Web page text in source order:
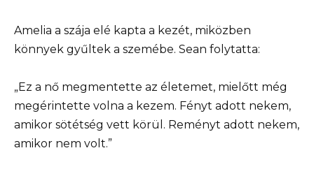
Amelia a szája elé kapta a kezét, miközben
könnyek gyűltek a szemébe. Sean folytatta:
„Ez a nő megmentette az életemet, mielőtt még
megérintette volna a kezem. Fényt adott nekem,
amikor sötétség vett körül. Reményt adott nekem,
amikor nem volt.”